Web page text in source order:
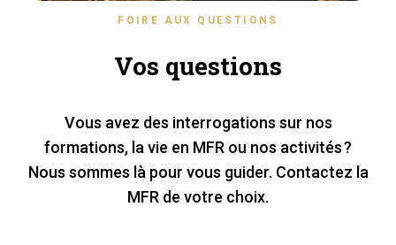
FOIRE AUX QUESTIONS
Vos questions
Vous avez des interrogations sur nos
formations, la vie en MFR ou nos activités ?
Nous sommes là pour vous guider. Contactez la
MFR de votre choix.